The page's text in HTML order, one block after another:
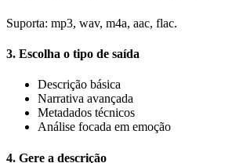
Suporta: mp3, wav, m4a, aac, flac.
3. Escolha o tipo de saída
Descrição básica
Narrativa avançada
Metadados técnicos
Análise focada em emoção
4. Gere a descrição